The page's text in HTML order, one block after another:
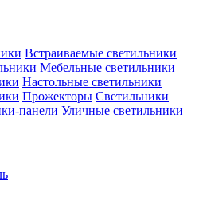
Встраиваемые светильники
Мебельные светильники
Настольные светильники
Прожекторы Светильники
панели Уличные светильники